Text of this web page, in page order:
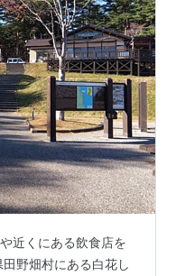
近くにある飲食店を
野畑村にある白花し